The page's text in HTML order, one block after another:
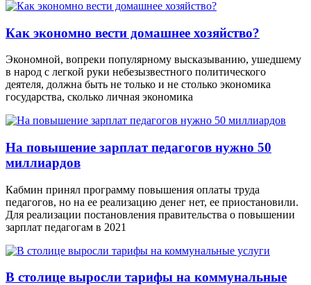
Как экономно вести домашнее хозяйство?
Экономной, вопреки популярному высказыванию, ушедшему
в народ с легкой руки небезызвестного политического
деятеля, должна быть не только и не столько экономика
государства, сколько личная экономика
На повышение зарплат педагогов нужно 50
миллиардов
Кабмин принял программу повышения оплаты труда
педагогов, но на ее реализацию денег нет, ее приостановили.
Для реализации постановления правительства о повышении
зарплат педагогам в 2021
В столице выросли тарифы на коммунальные